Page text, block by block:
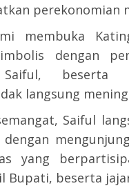
perekonomian
membuka
dengan
beserta
langsung
Saiful
dengan
yang
Bupati, beserta